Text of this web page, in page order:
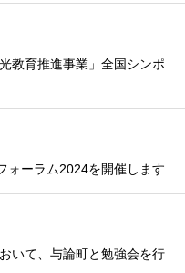
教育推進事業」全国シンポ
ォーラム2024を開催します
いて、与論町と勉強会を行